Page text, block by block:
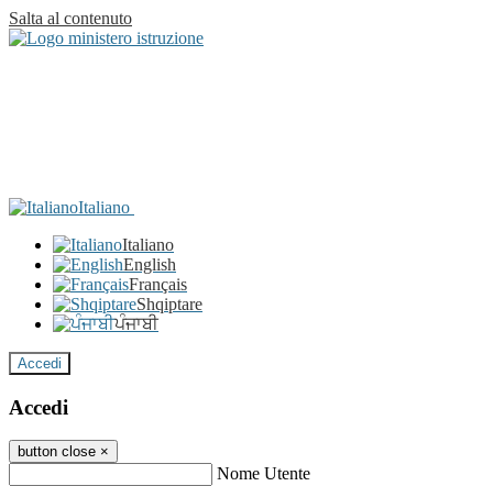
Salta al contenuto
Italiano
Italiano
English
Français
Shqiptare
ਪੰਜਾਬੀ
Accedi
Accedi
button close ×
Nome Utente